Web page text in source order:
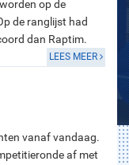
op de
de ranglijst had
dan Raptim.
LEES MEER
vanaf vandaag.
af met